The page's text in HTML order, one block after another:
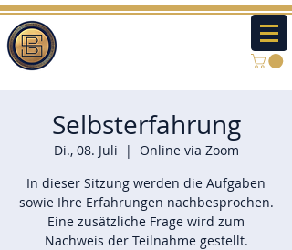
Selbsterfahrung
Di., 08. Juli
  |
Online via Zoom
In dieser Sitzung werden die Aufgaben
sowie Ihre Erfahrungen nachbesprochen.
Eine zusätzliche Frage wird zum
Nachweis der Teilnahme gestellt.